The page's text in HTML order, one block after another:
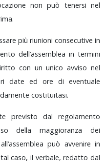
nonpuò tenersinel
più riunioni consecutive in
dell’assembleaintermini
con ununicoavvisonel
date ed ore di eventuale
costituitasi.
previsto dalregolamento
dellamaggioranzadei
all’assembleapuò avvenirein
talcaso,il verbale,redattodal